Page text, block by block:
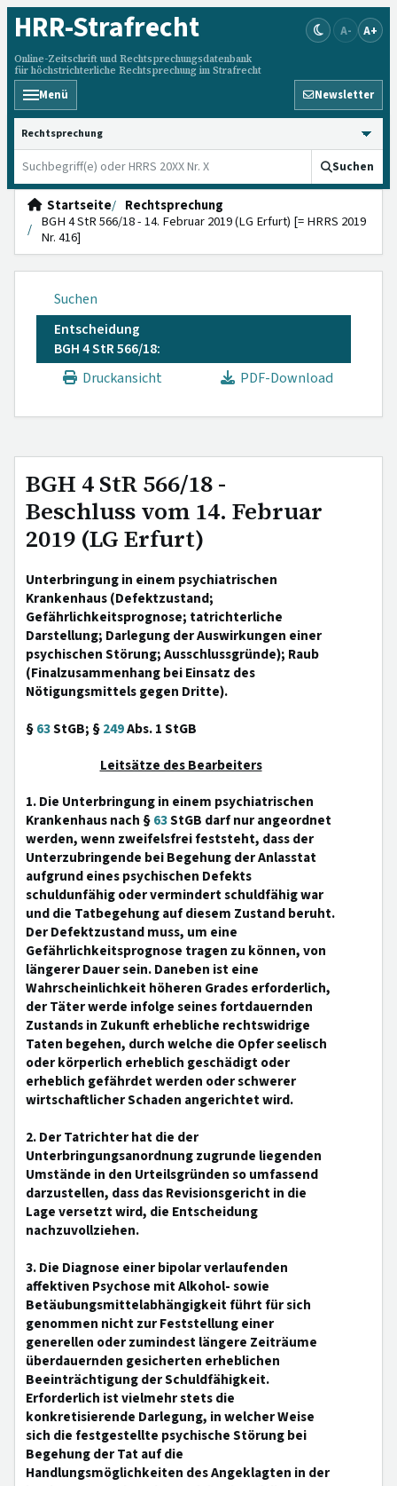
HRR-Strafrecht
Online-Zeitschrift und Rechtsprechungsdatenbank
für höchstrichterliche Rechtsprechung im Strafrecht
A- A+
Menü Newsletter
HRRS durchsuchen
Suchen
Startseite
Rechtsprechung
BGH 4 StR 566/18 - 14. Februar 2019 (LG Erfurt) [= HRRS 2019
Nr. 416]
Suchen
Entscheidung
BGH 4 StR 566/18:
Druckansicht
PDF-Download
BGH 4 StR 566/18 -
Beschluss vom 14. Februar
2019 (LG Erfurt)
Unterbringung in einem psychiatrischen
Krankenhaus (Defektzustand;
Gefährlichkeitsprognose; tatrichterliche
Darstellung; Darlegung der Auswirkungen einer
psychischen Störung; Ausschlussgründe); Raub
(Finalzusammenhang bei Einsatz des
Nötigungsmittels gegen Dritte).
§63StGB; §249Abs. 1 StGB
Leitsätze des Bearbeiters
1. Die Unterbringung in einem psychiatrischen
Krankenhaus nach §63StGB darf nur angeordnet
werden, wenn zweifelsfrei feststeht, dass der
Unterzubringende bei Begehung der Anlasstat
aufgrund eines psychischen Defekts
schuldunfähig oder vermindert schuldfähig war
und die Tatbegehung auf diesem Zustand beruht.
Der Defektzustand muss, um eine
Gefährlichkeitsprognose tragen zu können, von
längerer Dauer sein. Daneben ist eine
Wahrscheinlichkeit höheren Grades erforderlich,
der Täter werde infolge seines fortdauernden
Zustands in Zukunft erhebliche rechtswidrige
Taten begehen, durch welche die Opfer seelisch
oder körperlich erheblich geschädigt oder
erheblich gefährdet werden oder schwerer
wirtschaftlicher Schaden angerichtet wird.
2. Der Tatrichter hat die der
Unterbringungsanordnung zugrunde liegenden
Umstände in den Urteilsgründen so umfassend
darzustellen, dass das Revisionsgericht in die
Lage versetzt wird, die Entscheidung
nachzuvollziehen.
3. Die Diagnose einer bipolar verlaufenden
affektiven Psychose mit Alkohol- sowie
Betäubungsmittelabhängigkeit führt für sich
genommen nicht zur Feststellung einer
generellen oder zumindest längere Zeiträume
überdauernden gesicherten erheblichen
Beeinträchtigung der Schuldfähigkeit.
Erforderlich ist vielmehr stets die
konkretisierende Darlegung, in welcher Weise
sich die festgestellte psychische Störung bei
Begehung der Tat auf die
Handlungsmöglichkeiten des Angeklagten in der